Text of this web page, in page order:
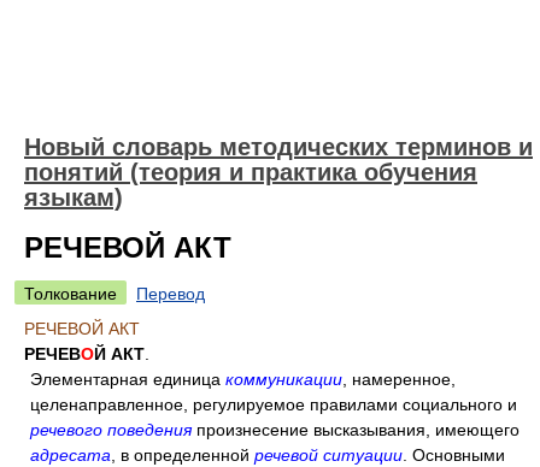
Новый словарь методических терминов и
понятий (теория и практика обучения
языкам)
РЕЧЕВОЙ АКТ
Толкование
Перевод
РЕЧЕВОЙ АКТ
РЕЧЕВОЙ АКТ
Элементарная единица коммуникации , намеренное,
целенаправленное, регулируемое правилами социального и
речевого поведения произнесение высказывания, имеющего
адресата , в определенной речевой ситуации . Основными